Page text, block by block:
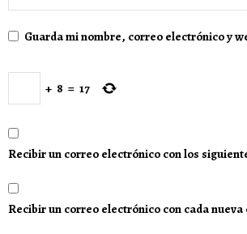
Guarda mi nombre, correo electrónico y
+ 8 = 17
Recibir un correo electrónico con los
Recibir un correo electrónico con cada nueva